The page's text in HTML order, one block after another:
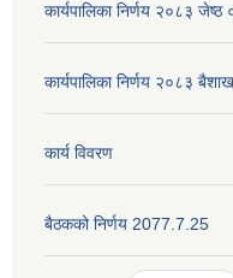
कार्यपालिका निर्णय २०८३ जेष्ठ
कार्यपालिका निर्णय २०८३
कार्य विवरण
बैठकको निर्णय 2077.7.25